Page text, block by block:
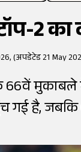
2
(अपडेटेड 21 May
मुकाबले
गई है,